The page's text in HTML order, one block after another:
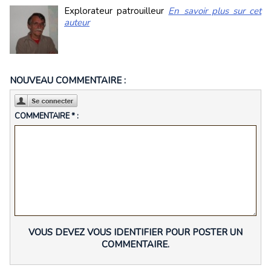
Explorateur patrouilleur En savoir plus sur cet
auteur
NOUVEAU COMMENTAIRE :
COMMENTAIRE * :
VOUS DEVEZ VOUS IDENTIFIER POUR POSTER UN
COMMENTAIRE.